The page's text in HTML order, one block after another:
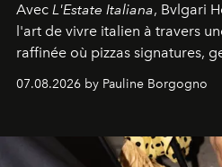
Avec L'Estate Italiana, Bvlgari
l'art de vivre italien à travers
raffinée où pizzas signatures,
d'exception composent un
07.08.2026 by Pauline Borgogno